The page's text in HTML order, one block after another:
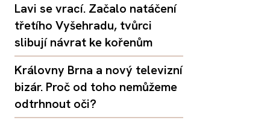
Lavi se vrací. Začalo natáčení
třetího Vyšehradu, tvůrci
slibují návrat ke kořenům
Královny Brna a nový televizní
bizár. Proč od toho nemůžeme
odtrhnout oči?